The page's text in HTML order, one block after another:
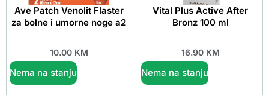
Ave Patch Venolit Flaster
za bolne i umorne noge a2
10.00 KM
Nema na stanju
Vital Plus Active After
Bronz 100 ml
16.90 KM
Nema na stanju